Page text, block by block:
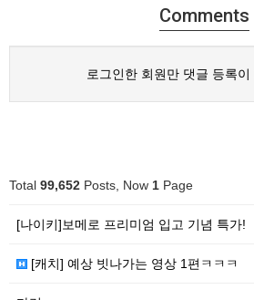
Comments
로그인한 회원만 댓글 등록이
Total 99,652 Posts, Now 1 Page
[나이키]보메로 프리미엄 입고 기념 특가!
[캐치] 예상 빗나가는 영상 1편ㅋㅋㅋ